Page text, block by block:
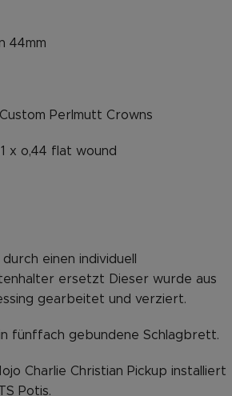
44mm
Perlmutt Crowns
x o,44 flat wound
einen individuell
ersetzt Dieser wurde aus
gearbeitet und verziert.
fünffach gebundene Schlagbrett.
Charlie Christian Pickup installiert
Potis.